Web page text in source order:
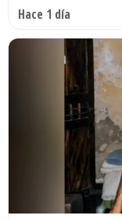
Hace 1 día